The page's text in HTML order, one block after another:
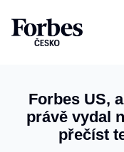
Forbes US,
právě vydal
přečíst